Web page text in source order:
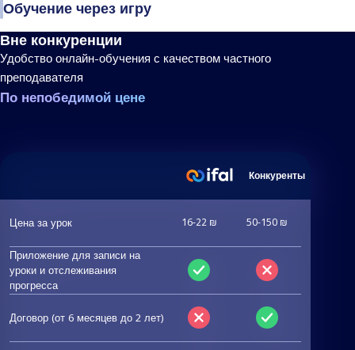
Обучение через игру
Вне конкуренции
Удобство онлайн-обучения с качеством частного
преподавателя
По непобедимой цене
Конкуренты
Цена за урок 16-22 ₪ 50-150 ₪
Приложение для записи на
уроки и отслеживания
прогресса
Договор (от 6 месяцев до 2 лет)